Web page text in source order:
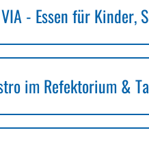
- Essen für Kinder,
im Refektorium &